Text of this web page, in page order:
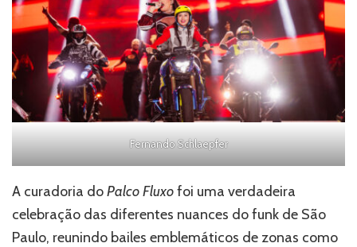
Fernando Schlaepfer
A curadoria doPalco Fluxofoi uma verdadeira
celebração das diferentes nuances do funk de São
Paulo, reunindo bailes emblemáticos de zonas como